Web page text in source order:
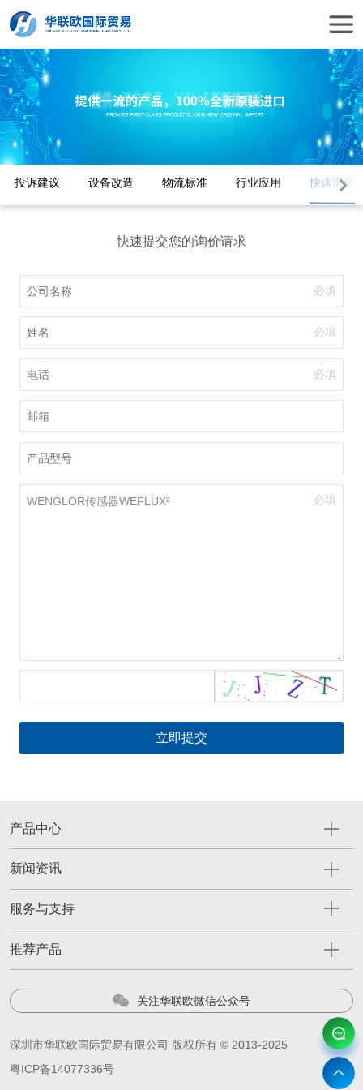
投诉建议 设备改造 物流标准 行业应用 快速询价
快速提交您的询价请求
必填
必填
必填
必填
产品中心
新闻资讯
服务与支持
推荐产品
关注华联欧微信公众号
深圳市华联欧国际贸易有限公司 版权所有 © 2013-2025
粤ICP备14077336号